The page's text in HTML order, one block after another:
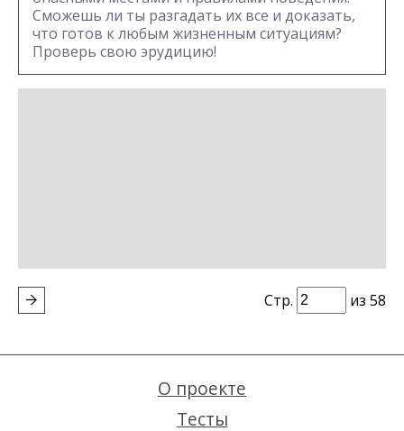
Сможешь ли ты разгадать их все и доказать,
что готов к любым жизненным ситуациям?
Проверь свою эрудицию!
Стр. из 58
О проекте
Тесты